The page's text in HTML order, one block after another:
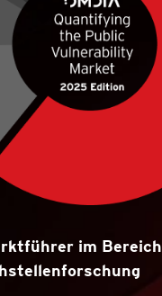
im Bereich